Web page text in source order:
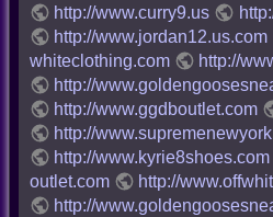
http://www.curry9.us
http://www.jordan12.us.com
whiteclothing.com
http://
http://
http://www.ggdboutlet.com
http://
http://www.kyrie8shoes.com
outlet.com
http://
http://